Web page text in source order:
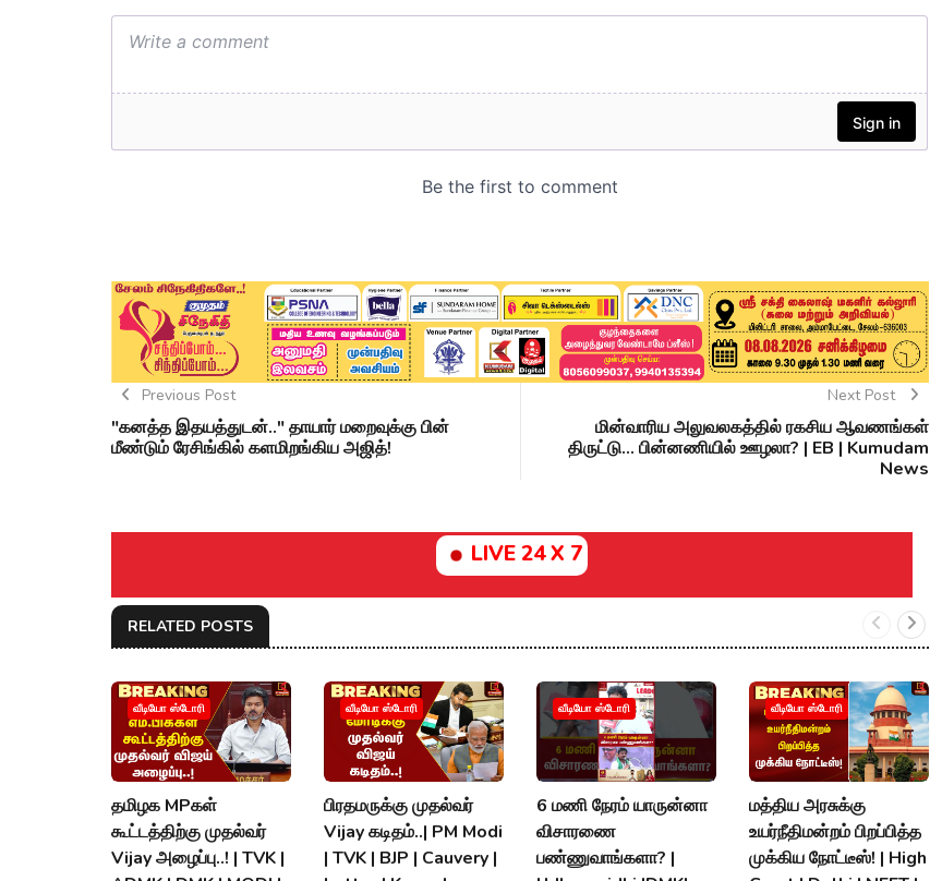
Previous Post
"கனத்த இதயத்துடன்.." தாயார் மறைவுக்கு பின்
மீண்டும் ரேசிங்கில் களமிறங்கிய அஜித்!
Next Post
மின்வாரிய அலுவலகத்தில் ரகசிய ஆவணங்கள்
திருட்டு... பின்னணியில் ஊழலா? | EB | Kumudam
News
LIVE 24 X 7
RELATED POSTS
வீடியோ ஸ்டோரி
தமிழக MPகள்
கூட்டத்திற்கு முதல்வர்
Vijay அழைப்பு..! | TVK |
வீடியோ ஸ்டோரி
பிரதமருக்கு முதல்வர்
Vijay கடிதம்..| PM Modi
| TVK | BJP | Cauvery |
வீடியோ ஸ்டோரி
6 மணி நேரம் யாருன்னா
விசாரணை
பண்ணுவாங்களா? |
வீடியோ ஸ்டோரி
மத்திய அரசுக்கு
உயர்நீதிமன்றம் பிறப்பித்த
முக்கிய நோட்டீஸ்! | High